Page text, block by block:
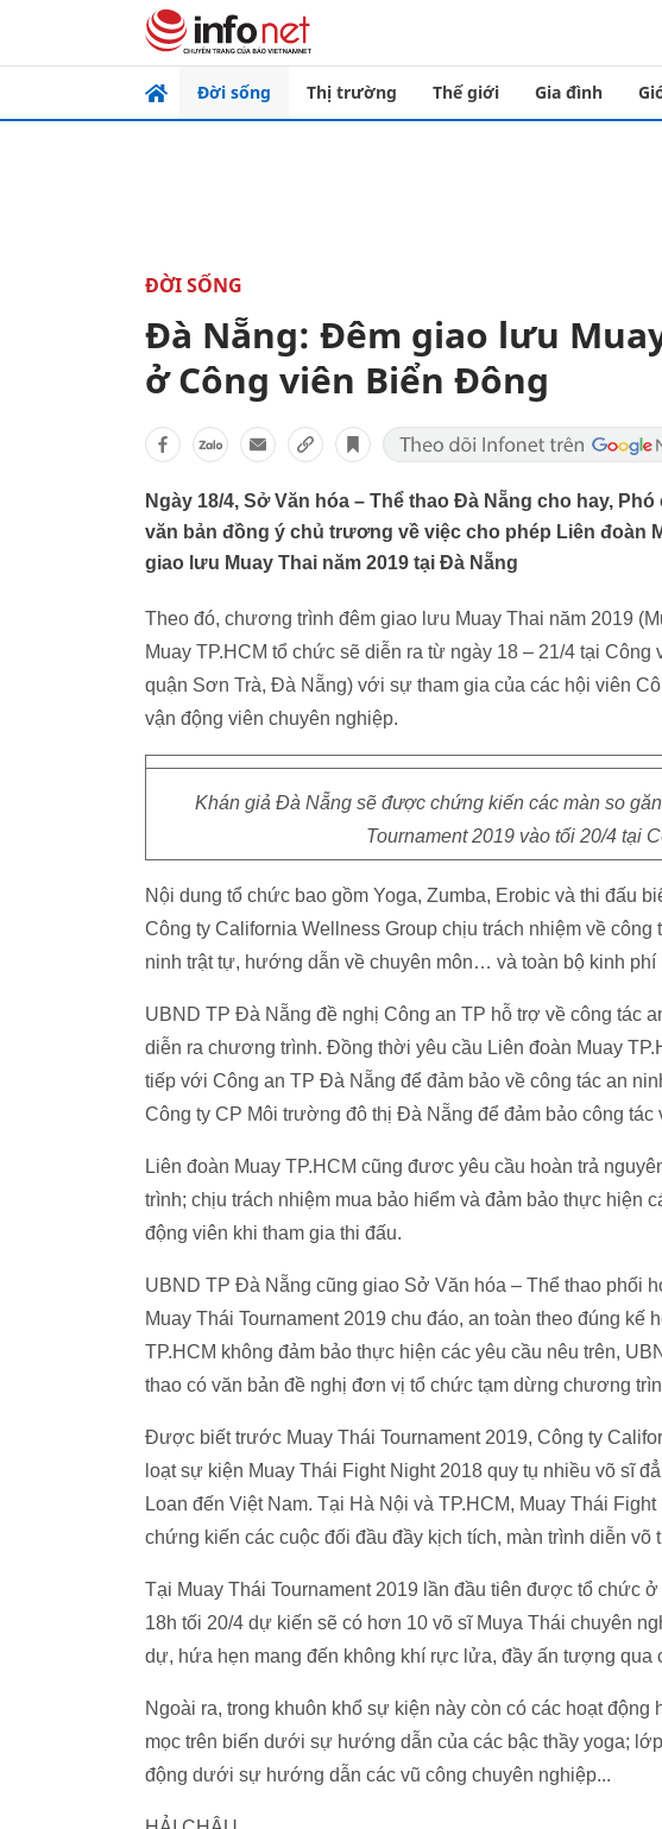
Đời sống Thị trường Thế giới Gia đình
ĐỜI SỐNG
Đà Nẵng: Đêm giao lưu
ở Công viên Biển Đông
Ngày 18/4, Sở Văn hóa – Thể thao Đà Nẵng cho hay,
văn bản đồng ý chủ trương về việc cho phép Liên đoàn
giao lưu Muay Thai năm 2019 tại Đà Nẵng
Theo đó, chương trình đêm giao lưu Muay Thai năm 2019
Muay TP.HCM tổ chức sẽ diễn ra từ ngày 18 – 21/4 tại
quận Sơn Trà, Đà Nẵng) với sự tham gia của các hội viên
vận động viên chuyên nghiệp.
Khán giả Đà Nẵng sẽ được chứng kiến các màn so
Tournament 2019 vào tối 20/4 tại
Nội dung tổ chức bao gồm Yoga, Zumba, Erobic và thi đấu
Công ty California Wellness Group chịu trách nhiệm về
ninh trật tự, hướng dẫn về chuyên môn… và toàn bộ kinh
UBND TP Đà Nẵng đề nghị Công an TP hỗ trợ về công tác
diễn ra chương trình. Đồng thời yêu cầu Liên đoàn Muay
tiếp với Công an TP Đà Nẵng để đảm bảo về công tác an
Công ty CP Môi trường đô thị Đà Nẵng để đảm bảo công
Liên đoàn Muay TP.HCM cũng đươc yêu cầu hoàn trả
trình; chịu trách nhiệm mua bảo hiểm và đảm bảo thực hiện
động viên khi tham gia thi đấu.
UBND TP Đà Nẵng cũng giao Sở Văn hóa – Thể thao phối
Muay Thái Tournament 2019 chu đáo, an toàn theo đúng
TP.HCM không đảm bảo thực hiện các yêu cầu nêu trên,
thao có văn bản đề nghị đơn vị tổ chức tạm dừng chương
Được biết trước Muay Thái Tournament 2019, Công ty
loạt sự kiện Muay Thái Fight Night 2018 quy tụ nhiều võ sĩ
Loan đến Việt Nam. Tại Hà Nội và TP.HCM, Muay Thái
chứng kiến các cuộc đối đầu đầy kịch tích, màn trình diễn võ
Tại Muay Thái Tournament 2019 lần đầu tiên được tổ chức
18h tối 20/4 dự kiến sẽ có hơn 10 võ sĩ Muya Thái chuyên
dự, hứa hẹn mang đến không khí rực lửa, đầy ấn tượng qua
Ngoài ra, trong khuôn khổ sự kiện này còn có các hoạt
mọc trên biển dưới sự hướng dẫn của các bậc thầy yoga;
động dưới sự hướng dẫn các vũ công chuyên nghiệp...